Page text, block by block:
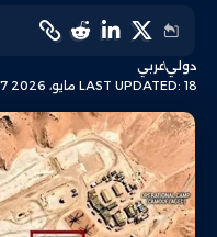
LAST UPDATED: 18 مايو، 2026 8:47 ص
دوليعربي